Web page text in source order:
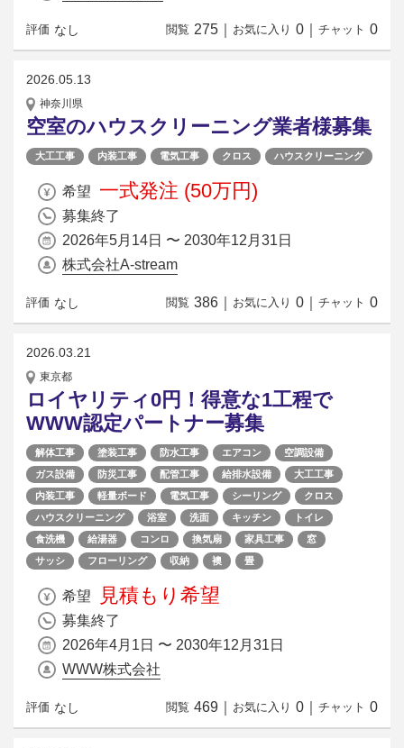
評価 なし 閲覧 275 お気に入り 0 チャット 0
2026.05.13
神奈川県
空室のハウスクリーニング業者様募集
大工工事 内装工事 電気工事 クロス ハウスクリーニング
希望 一式発注 (50万円)
募集終了
2026年5月14日 〜 2030年12月31日
株式会社A-stream
評価 なし 閲覧 386 お気に入り 0 チャット 0
2026.03.21
東京都
ロイヤリティ0円！得意な1工程で
WWW認定パートナー募集
解体工事 塗装工事 防水工事 エアコン
空調設備
ガス設備
防災工事 配管工事 給排水設備
大工工事
内装工事
軽量ボード 電気工事 シーリング
クロス
ハウスクリーニング
浴室 洗面 キッチン
トイレ
食洗機
給湯器 コンロ 換気扇 家具工事
窓
サッシ
フローリング 収納 襖 畳
希望 見積もり希望
募集終了
2026年4月1日 〜 2030年12月31日
WWW株式会社
評価 なし 閲覧 469 お気に入り 0 チャット 0